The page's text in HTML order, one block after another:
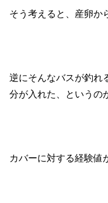
そう考えると、産卵か
逆にそんなバスが釣れ
分が入れた、というの
カバーに対する経験値